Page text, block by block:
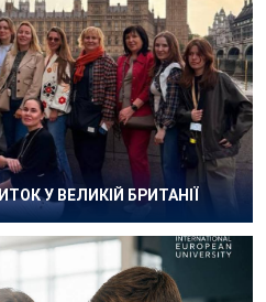
У ВЕЛИКІЙ БРИТАНІЇ